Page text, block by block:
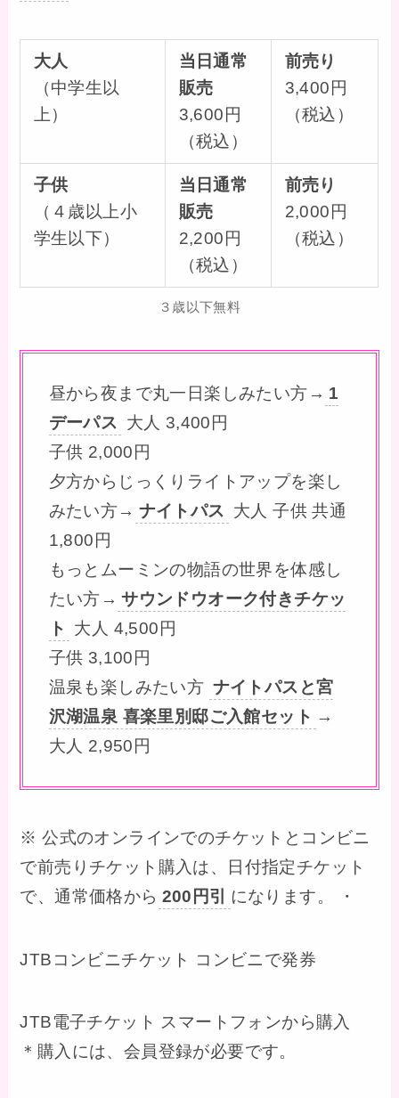
大人
（中学生以
上）
当日通常
販売
3,600円
（税込）
前売り
3,400円
（税込）
子供
（４歳以上小
学生以下）
当日通常
販売
2,200円
（税込）
前売り
2,000円
（税込）
３歳以下無料
昼から夜まで丸一日楽しみたい方→ 1
デーパス 大人 3,400円
子供 2,000円
夕方からじっくりライトアップを楽し
みたい方→ ナイトパス 大人 子供 共通
1,800円
もっとムーミンの物語の世界を体感し
たい方→ サウンドウオーク付きチケッ
ト
大人 4,500円
子供 3,100円
温泉も楽しみたい方 ナイトパスと宮
沢湖温泉 喜楽里別邸ご入館セット →
大人 2,950円
※ 公式のオンラインでのチケットとコンビニ
で前売りチケット購入は、日付指定チケット
で、通常価格から 200円引 になります。 ・
JTBコンビニチケット コンビニで発券
JTB電子チケット スマートフォンから購入
＊購入には、会員登録が必要です。